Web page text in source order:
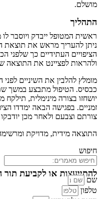
מושלם.
התהליך
ראשית המטופל ייבדק ויוסבר
ניתן להעריך מראש את תוצאת
הציפויים העתידיים כך שלפני
ולהראות לפציינט את התוצאה
מומלץ להלבין את השיניים
כבסיס. הטיפול מתבצע במשך
יושחזו בצורה מינימלית, תילקח
זמניים. בפגישה הבאה ימדדו
צורתם וצבעם ולאחר מכן יודבקו
התוצאה מידית, מדויקת
חיפוש
להתייעצות או לקביעת
שם
טלפון